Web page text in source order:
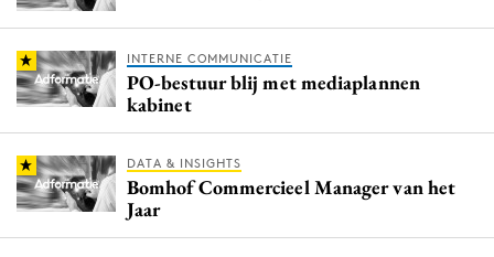
INTERNE COMMUNICATIE
PO-bestuur blij met mediaplannen
kabinet
DATA & INSIGHTS
Bomhof Commercieel Manager van het
Jaar